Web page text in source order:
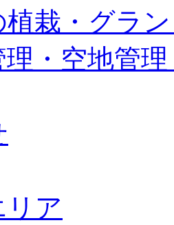
植栽・グラ
理・空地管
リア